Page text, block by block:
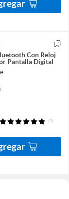
Con Reloj
Pantalla Digital
(1)